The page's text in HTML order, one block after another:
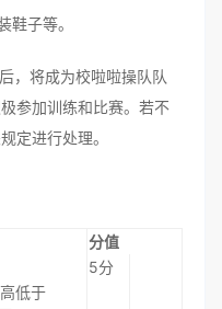
鞋子等。
，将成为校啦啦操队队
参加训练和比赛。若不
定进行处理。
分值
5分
低于